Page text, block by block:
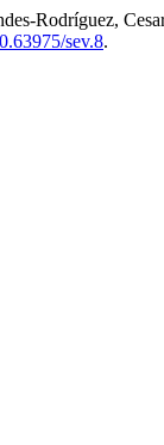
Rodríguez,
sev.8.